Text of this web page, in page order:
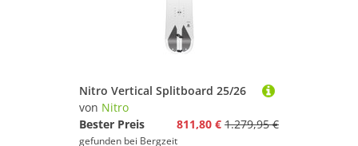
Nitro Vertical Splitboard 25/26
von Nitro
Bester Preis
811,80 € 1.279,95 €
gefunden bei Bergzeit